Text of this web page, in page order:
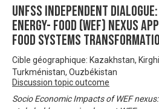
UNFSS Independent
Energy- Food (WEF) Nexus
food systems
Cible géographique: Kazakhstan,
Turkménistan, Ouzbékistan
Discussion topic outcome
Socio Economic Impacts of WEF